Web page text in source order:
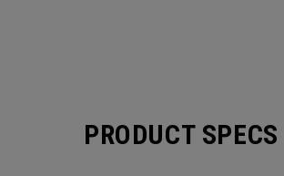
PRODUCT SPECS